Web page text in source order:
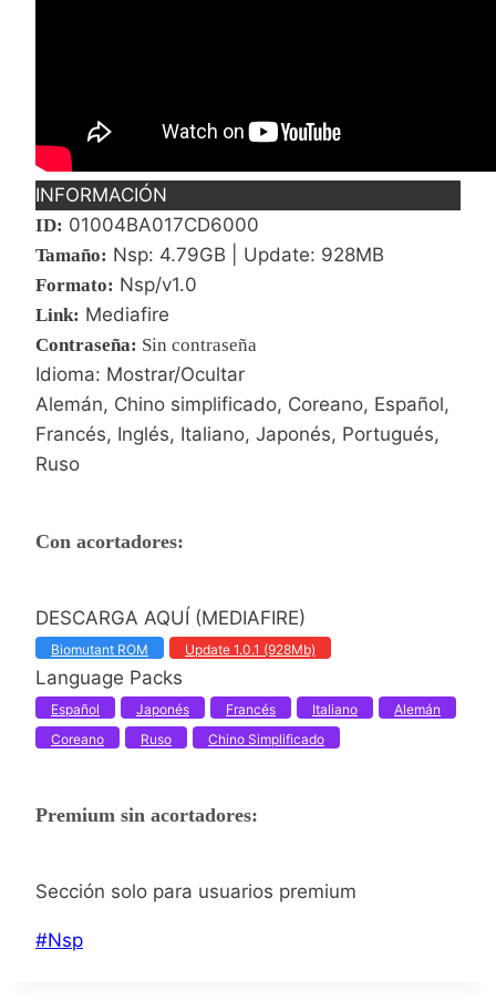
INFORMACIÓN
ID: 01004BA017CD6000
Tamaño: Nsp: 4.79GB | Update: 928MB
Formato: Nsp/v1.0
Link: Mediafire
Contraseña: Sin contraseña
Idioma: Mostrar/Ocultar
Alemán, Chino simplificado, Coreano, Español,
Francés, Inglés, Italiano, Japonés, Portugués,
Ruso
Con acortadores:
DESCARGA AQUÍ (MEDIAFIRE)
Biomutant ROM Update 1.0.1 (928Mb)
Language Packs
Español Japonés Francés Italiano
Alemán
Coreano
Ruso Chino Simplificado
Premium sin acortadores:
Sección solo para usuarios premium
Etiquetas
#Nsp